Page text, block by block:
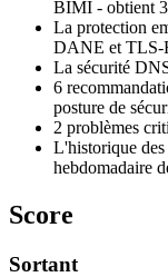
BIMI - obtient
La protection
DANE et TLS-
La sécurité
6
posture de
2 problèmes
L'historique des
hebdomadaire
Score
Sortant